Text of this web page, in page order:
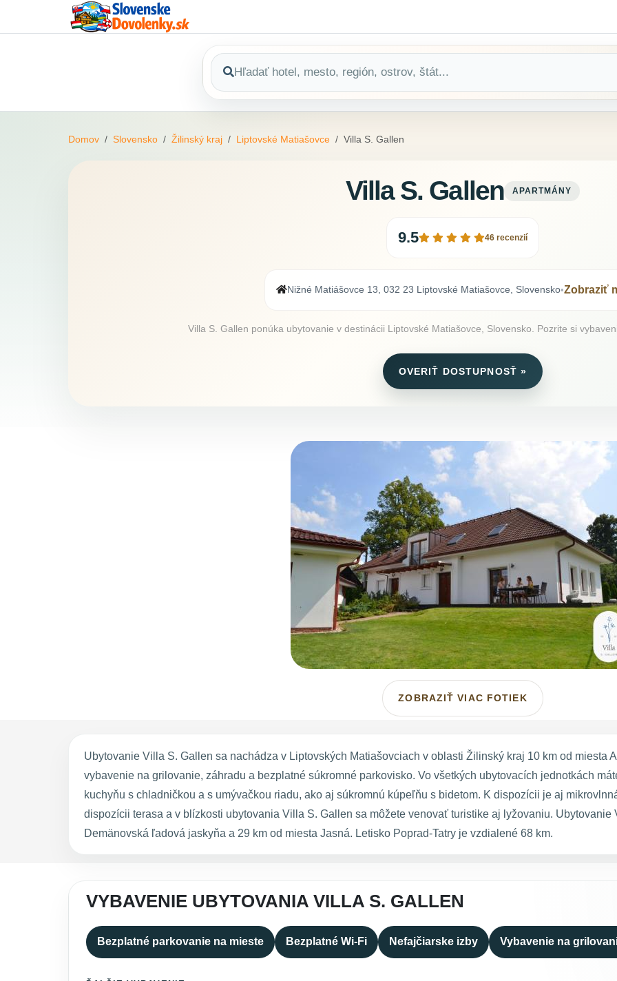
Domov Slovensko Žilinský kraj Liptovské Matiašovce Villa S. Gallen
Villa S. Gallen APARTMÁNY
9.5 46 recenzií
Nižné Matiášovce 13, 032 23 Liptovské Matiašovce, Slovensko•Zobraziť
Villa S. Gallen ponúka ubytovanie v destinácii Liptovské Matiašovce, Slovensko. Pozrite si
OVERIŤ DOSTUPNOSŤ »
ZOBRAZIŤ VIAC FOTIEK
Ubytovanie Villa S. Gallen sa nachádza v Liptovských Matiašovciach v oblasti Žilinský kraj 10 km od miesta
vybavenie na grilovanie, záhradu a bezplatné súkromné parkovisko. Vo všetkých ubytovacích jednotkách
kuchyňu s chladničkou a s umývačkou riadu, ako aj súkromnú kúpeľňu s bidetom. K dispozícii je aj
dispozícii terasa a v blízkosti ubytovania Villa S. Gallen sa môžete venovať turistike aj lyžovaniu.
Demänovská ľadová jaskyňa a 29 km od miesta Jasná. Letisko Poprad-Tatry je vzdialené 68 km.
VYBAVENIE UBYTOVANIA VILLA S. GALLEN
Bezplatné parkovanie na mieste Bezplatné Wi-Fi Nefajčiarske izby Vybavenie na